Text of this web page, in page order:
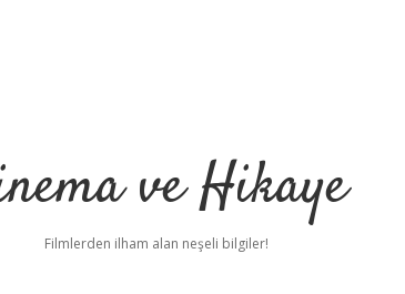
ve Hikaye
Filmlerden ilham alan neşeli bilgiler!